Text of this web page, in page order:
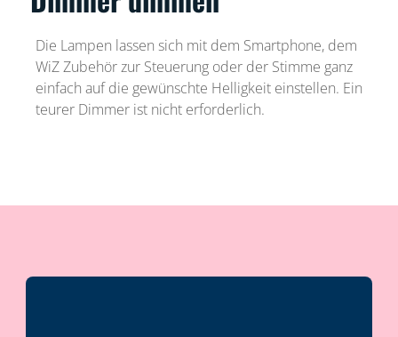
Die Lampen lassen sich mit dem Smartphone, dem
WiZ Zubehör zur Steuerung oder der Stimme ganz
einfach auf die gewünschte Helligkeit einstellen. Ein
teurer Dimmer ist nicht erforderlich.